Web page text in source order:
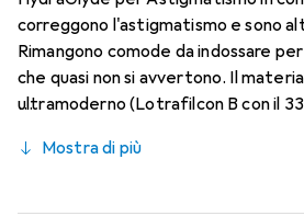
correggono l'astigmatismo e sono
Rimangono comode da indossare
che quasi non si avvertono. Il
ultramoderno (Lotrafilcon B con il
Moisture Matrix e la famosa
conosci. Comfort e assenza di
Mostra di più